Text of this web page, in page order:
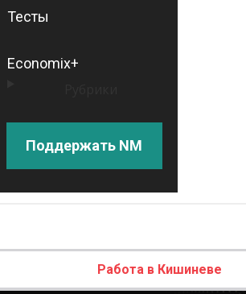
Тесты
Economix+
Поддержать NM
Работа в Кишиневе